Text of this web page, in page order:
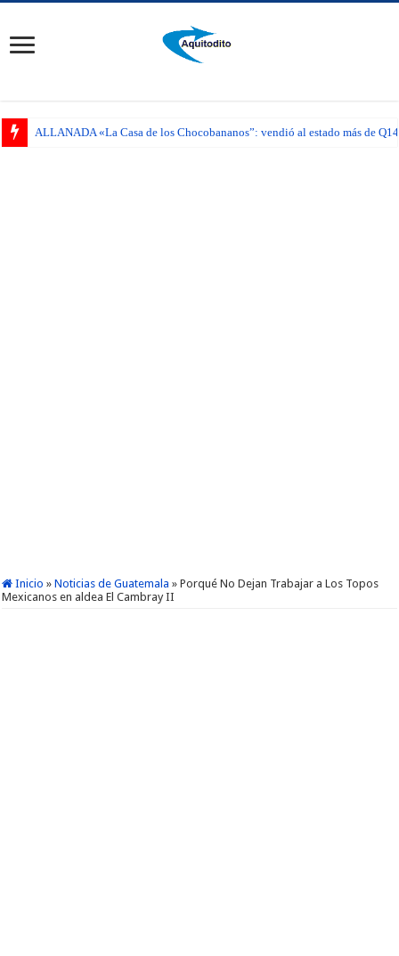
ALLANADA «La Casa de los Chocobananos”: vendió al estado más de
Inicio » Noticias de Guatemala » Porqué No Dejan Trabajar a Los Topos
Mexicanos en aldea El Cambray II